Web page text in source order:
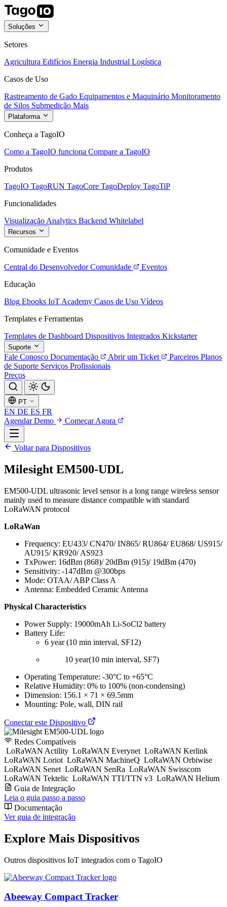
Soluções
Setores
Agricultura Edifícios Energia Industrial Logística
Casos de Uso
Rastreamento de Gado Equipamentos e Maquinário Monitoramento
de Silos Submedição Mais
Plataforma
Conheça a TagoIO
Como a TagoIO funciona Compare a TagoIO
Produtos
TagoIO TagoRUN TagoCore TagoDeploy TagoTiP
Funcionalidades
Visualização Analytics Backend Whitelabel
Recursos
Comunidade e Eventos
Central do Desenvolvedor Comunidade
Eventos
Educação
Blog Ebooks IoT Academy Casos de Uso Vídeos
Templates e Ferramentas
Templates de Dashboard Dispositivos Integrados Kickstarter
Suporte
Fale Conosco Documentação Abrir um Ticket Parceiros Planos
de Suporte Serviços Profissionais
Preços
PT
EN DE ES FR
Agendar Demo
Começar Agora
Voltar para Dispositivos
Milesight EM500-UDL
EM500-UDL ultrasonic level sensor is a long range wireless sensor
mainly used to measure distance compatible with standard
LoRaWAN protocol
LoRaWan
Frequency: EU433/ CN470/ IN865/ RU864/ EU868/ US915/
AU915/ KR920/ AS923
TxPower: 16dBm (868)/ 20dBm (915)/ 19dBm (470)
Sensitivity: -147dBm @300bps
Mode: OTAA/ ABP Class A
Antenna: Embedded Ceramic Antenna
Physical Characteristics
Power Supply: 19000mAh Li-SoCl2 battery
Battery Life:
6 year (10 min interval, SF12)
10 year(10 min interval, SF7)
Operating Temperature: -30°C to +65°C
Relative Humidity: 0% to 100% (non-condensing)
Dimension: 156.1 × 71 × 69.5mm
Mounting: Pole, wall, DIN rail
Conectar este Dispositivo
Redes Compatíveis
LoRaWAN Actility LoRaWAN Everynet LoRaWAN Kerlink
LoRaWAN Loriot LoRaWAN MachineQ LoRaWAN Orbiwise
LoRaWAN Senet LoRaWAN SenRa LoRaWAN Swisscom
LoRaWAN Tektelic LoRaWAN TTI/TTN v3 LoRaWAN Helium
Guia de Integração
Leia o guia passo a passo
Documentação
Ver guia de integração
Explore Mais Dispositivos
Outros dispositivos IoT integrados com o TagoIO
Abeeway Compact Tracker